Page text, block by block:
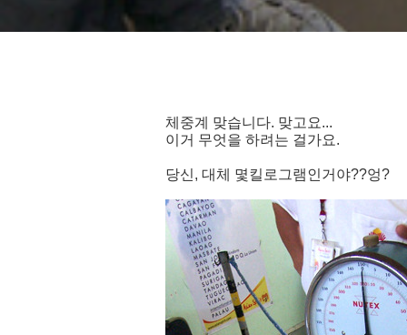
체중계 맞습니다. 맞고요...
이거 무엇을 하려는 걸가요.
당신, 대체 몇킬로그램인거야??엉?